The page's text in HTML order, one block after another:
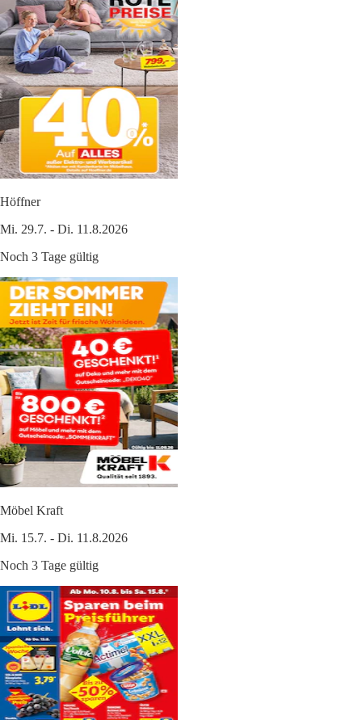
Höffner
Mi. 29.7. - Di. 11.8.2026
Noch 3 Tage gültig
Möbel Kraft
Mi. 15.7. - Di. 11.8.2026
Noch 3 Tage gültig